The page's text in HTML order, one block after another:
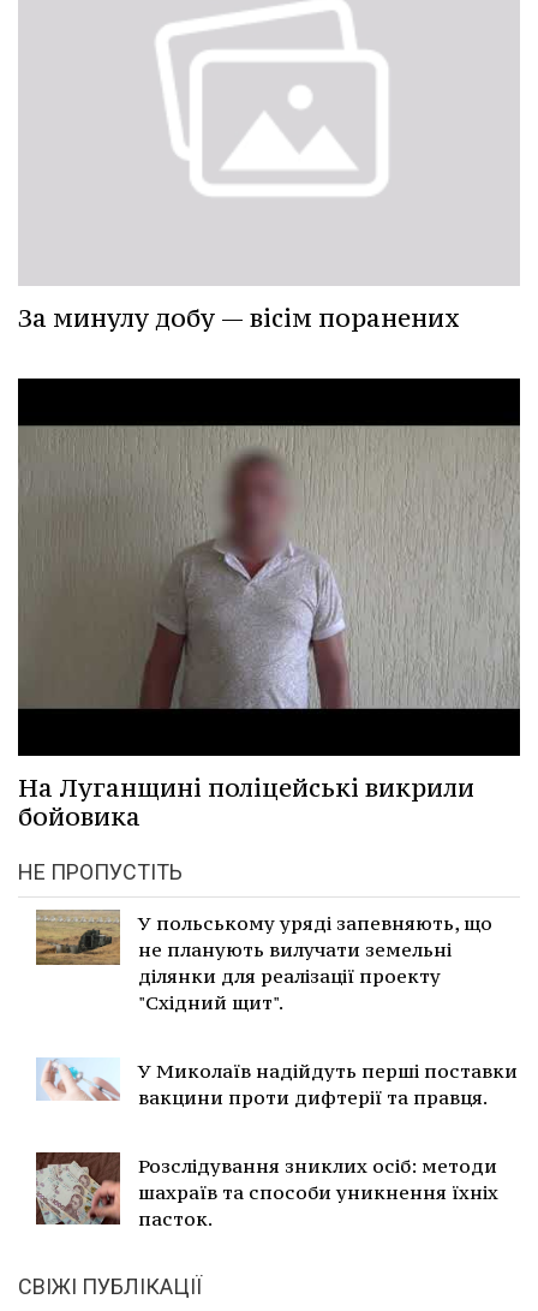
За минулу добу — вісім поранених
На Луганщині поліцейські викрили
бойовика
НЕ ПРОПУСТІТЬ
У польському уряді запевняють, що
не планують вилучати земельні
ділянки для реалізації проекту
"Східний щит".
У Миколаїв надійдуть перші поставки
вакцини проти дифтерії та правця.
Розслідування зниклих осіб: методи
шахраїв та способи уникнення їхніх
пасток.
СВІЖІ ПУБЛІКАЦІЇ